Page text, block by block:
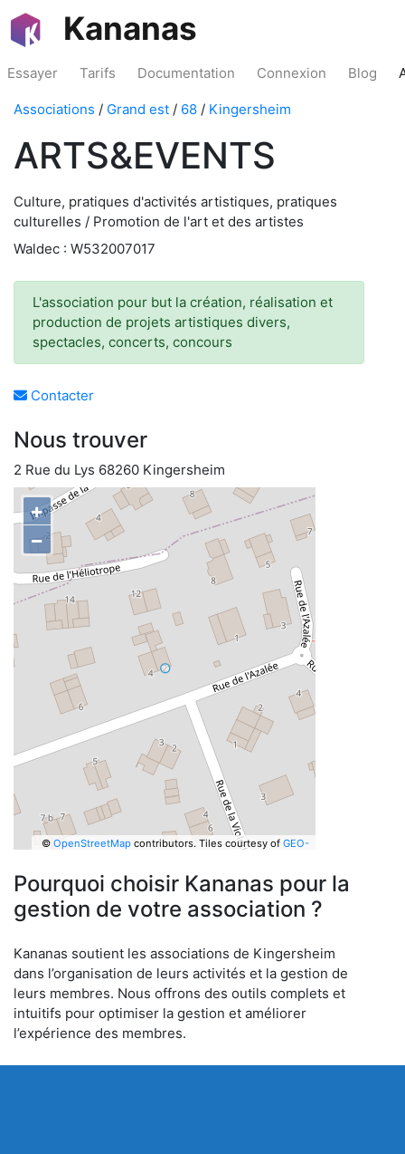
Kananas
Essayer Tarifs Documentation Connexion Blog
Associations / Grand est / 68 / Kingersheim
ARTS&EVENTS
Culture, pratiques d'activités artistiques, pratiques
culturelles / Promotion de l'art et des artistes
Waldec : W532007017
L'association pour but la création, réalisation et
production de projets artistiques divers,
spectacles, concerts, concours
Contacter
Nous trouver
2 Rue du Lys 68260 Kingersheim
+
−
© OpenStreetMapcontributors. Tiles courtesy of GEO-
Pourquoi choisir Kananas pour la
gestion de votre association ?
Kananas soutient les associations de Kingersheim
dans l’organisation de leurs activités et la gestion de
leurs membres. Nous offrons des outils complets et
intuitifs pour optimiser la gestion et améliorer
l’expérience des membres.